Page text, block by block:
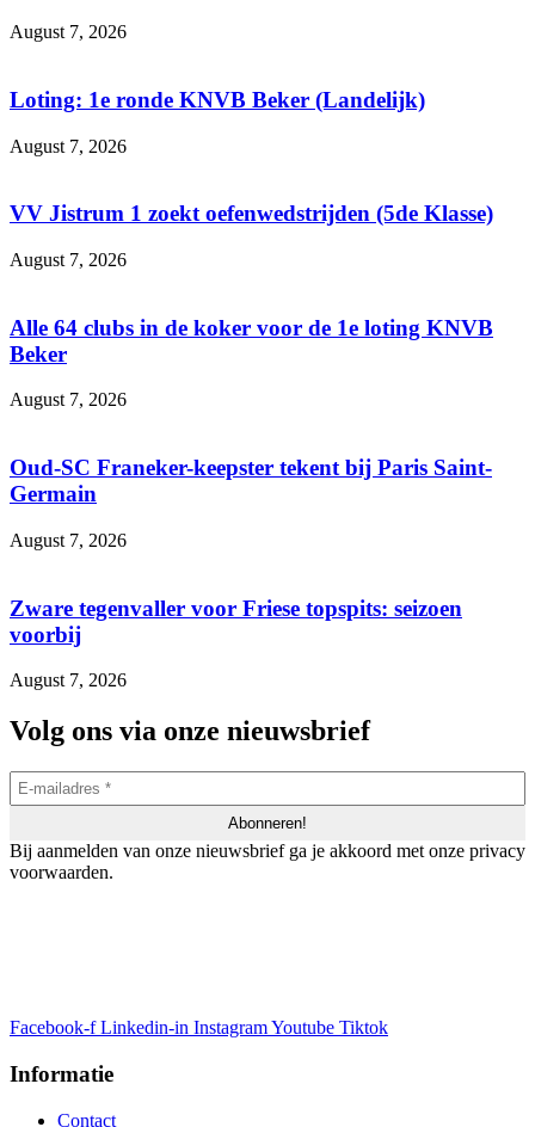
August 7, 2026
Loting: 1e ronde KNVB Beker (Landelijk)
August 7, 2026
VV Jistrum 1 zoekt oefenwedstrijden (5de Klasse)
August 7, 2026
Alle 64 clubs in de koker voor de 1e loting KNVB
Beker
August 7, 2026
Oud-SC Franeker-keepster tekent bij Paris Saint-
Germain
August 7, 2026
Zware tegenvaller voor Friese topspits: seizoen
voorbij
August 7, 2026
Volg ons via onze nieuwsbrief
Bij aanmelden van onze nieuwsbrief ga je akkoord met onze privacy
voorwaarden.
Facebook-f Linkedin-in InstagramYoutube Tiktok
Informatie
Contact